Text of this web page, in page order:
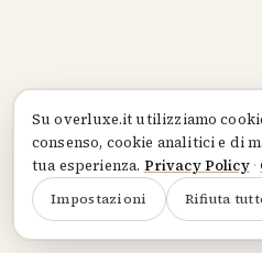
Suoverluxe.itutilizziamo
consenso, cookie analitici e di
tua esperienza. Privacy Policy·
Impostazioni Rifiuta